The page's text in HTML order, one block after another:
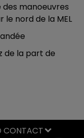
des manoeuvres
le nord de la MEL
de la part de
CONTACT